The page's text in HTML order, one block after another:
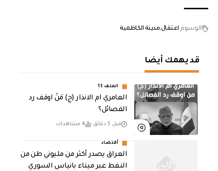
الوسوم اعتقالمدينة الكاظمية
قد يهمك أيضا
الملف 13
العامري ام الانذار (ج) مَنْ اوقف رد
الفصائل؟
قبل 5 دقائق 4 مشاهدات
أقتصاد
العراق يصدر أكثر من مليوني طن من
النفط عبر ميناء بانياس السوري